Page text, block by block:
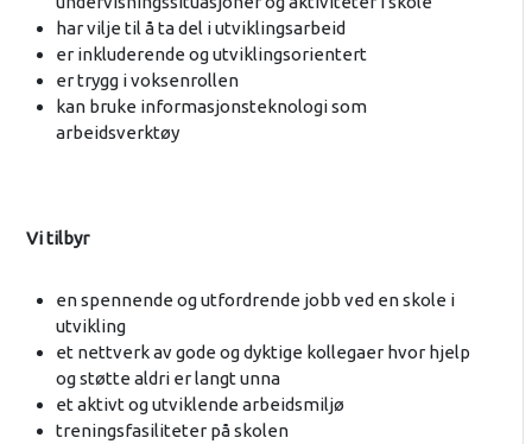
har vilje til å ta del i utviklingsarbeid
er inkluderende og utviklingsorientert
er trygg i voksenrollen
kan bruke informasjonsteknologi som
arbeidsverktøy
Vi tilbyr
en spennende og utfordrende jobb ved en skole i
utvikling
et nettverk av gode og dyktige kollegaer hvor hjelp
og støtte aldri er langt unna
et aktivt og utviklende arbeidsmiljø
treningsfasiliteter på skolen